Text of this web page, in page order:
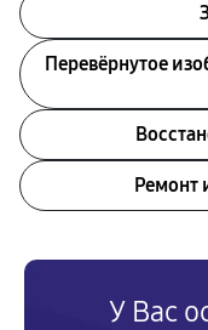
Перевёрнутое
Ремонт
У Вас